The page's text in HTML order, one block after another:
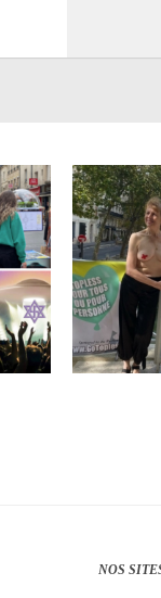
NOS